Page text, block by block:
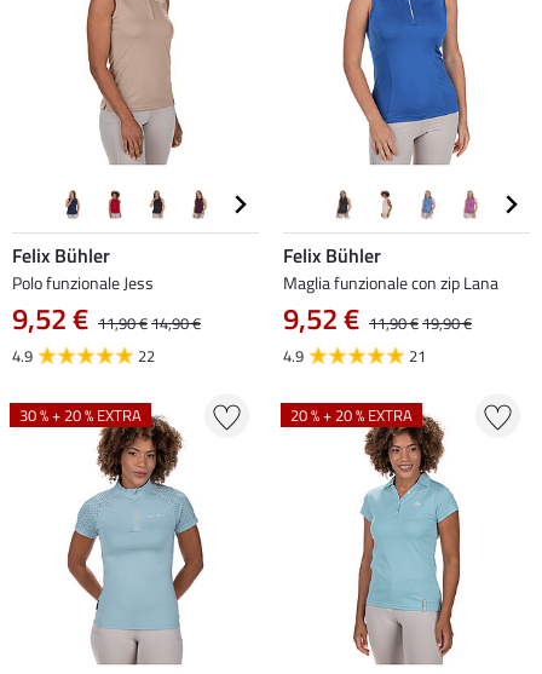
Felix Bühler
Polo funzionale Jess
9,52 € 11,90 €14,90 €
4.9
22
Felix Bühler
Maglia funzionale con zip Lana
9,52 € 11,90 €19,90 €
4.9
21
30 % + 20 % EXTRA 20 % + 20 % EXTRA